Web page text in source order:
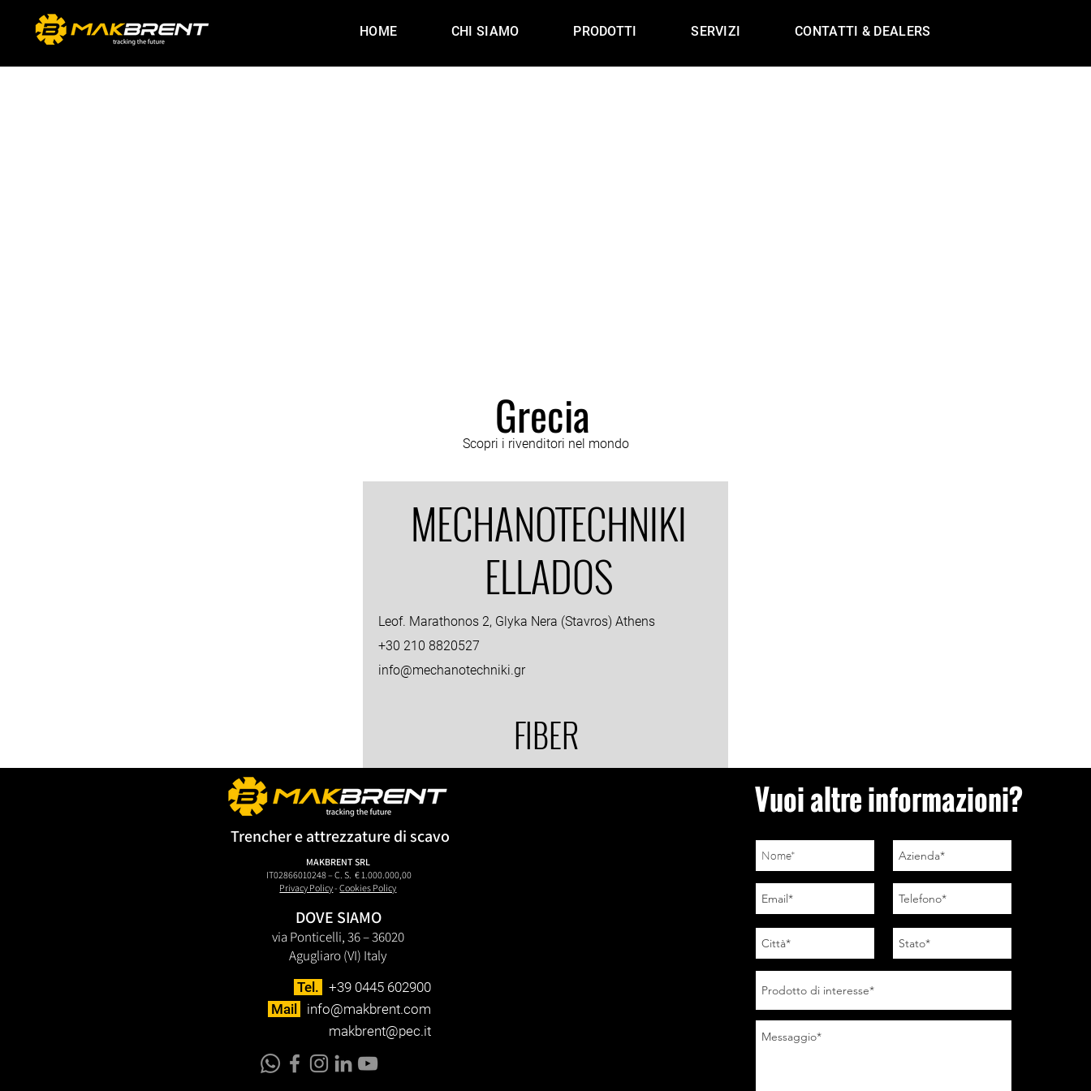
HOME CHI SIAMO PRODOTTI SERVIZI CONTATTI & DEALERS
Grecia
Scopri i rivenditori nel mondo
MECHANOTECHNIKI
ELLADOS
Leof. Marathonos 2, Glyka Nera (Stavros) Athens
+30 210 8820527
info@mechanotechniki.gr
FIBER
Trencher e attrezzature di scavo
MAKBRENT SRL
IT02866010248 – C. S. € 1.000.000,00
Privacy Policy-Cookies Policy
DOVE SIAMO
via Ponticelli, 36 – 36020
Agugliaro (VI) Italy
Tel.
+39 0445 602900
Mail
info@makbrent.com
makbrent@pec.it
Vuoi altre informazioni?